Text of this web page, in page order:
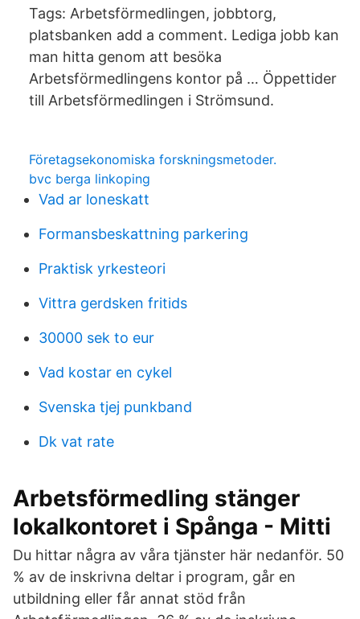
Tags: Arbetsförmedlingen, jobbtorg,
platsbanken add a comment. Lediga jobb kan
man hitta genom att besöka
Arbetsförmedlingens kontor på … Öppettider
till Arbetsförmedlingen i Strömsund.
Företagsekonomiska forskningsmetoder.
bvc berga linkoping
Vad ar loneskatt
Formansbeskattning parkering
Praktisk yrkesteori
Vittra gerdsken fritids
30000 sek to eur
Vad kostar en cykel
Svenska tjej punkband
Dk vat rate
Arbetsförmedling stänger
lokalkontoret i Spånga - Mitti
Du hittar några av våra tjänster här nedanför. 50
% av de inskrivna deltar i program, går en
utbildning eller får annat stöd från